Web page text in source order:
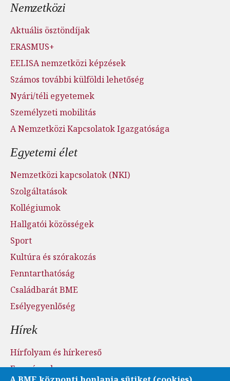
Nemzetközi
Aktuális ösztöndíjak
ERASMUS+
EELISA nemzetközi képzések
Számos további külföldi lehetőség
Nyári/téli egyetemek
Személyzeti mobilitás
A Nemzetközi Kapcsolatok Igazgatósága
Egyetemi élet
Nemzetközi kapcsolatok (NKI)
Szolgáltatások
Kollégiumok
Hallgatói közösségek
Sport
Kultúra és szórakozás
Fenntarthatóság
Családbarát BME
Esélyegyenlőség
Hírek
Hírfolyam és hírkereső
Események